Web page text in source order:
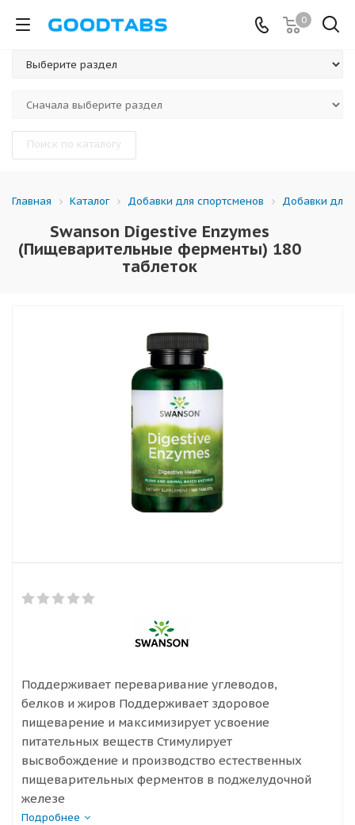
0
Поиск по каталогу
Главная Каталог Добавки для спортсменов Добавки для
Swanson Digestive Enzymes
(Пищеварительные ферменты) 180
таблеток
Поддерживает переваривание углеводов,
белков и жиров Поддерживает здоровое
пищеварение и максимизирует усвоение
питательных веществ Стимулирует
высвобождение и производство естественных
пищеварительных ферментов в поджелудочной
железе
Подробнее